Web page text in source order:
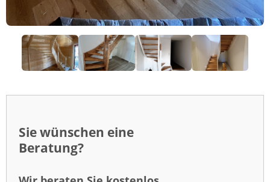
Sie wünschen eine
Beratung?